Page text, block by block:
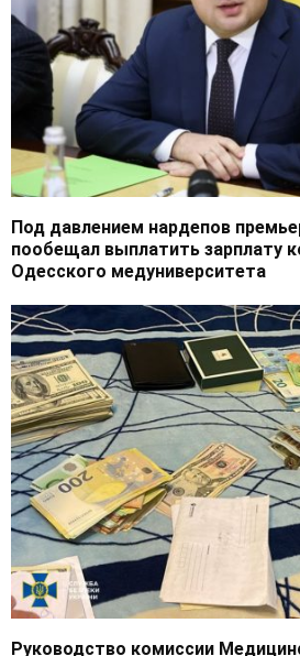
Под давлением нардепов
пообещал выплатить зарплату
Одесского медуниверситета
Руководство комиссии